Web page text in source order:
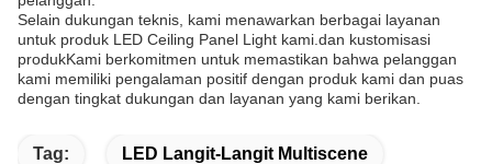
Selain dukungan teknis, kami menawarkan berbagai layanan
untuk produk LED Ceiling Panel Light kami.dan kustomisasi
produkKami berkomitmen untuk memastikan bahwa pelanggan
kami memiliki pengalaman positif dengan produk kami dan puas
dengan tingkat dukungan dan layanan yang kami berikan.
Tag: LED Langit-Langit Multiscene